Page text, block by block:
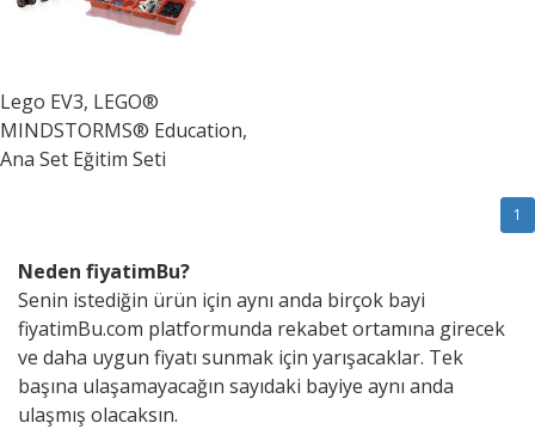
Lego EV3, LEGO®
MINDSTORMS® Education,
Ana Set Eğitim Seti
1
Neden fiyatimBu?
Senin istediğin ürün için aynı anda birçok bayi
fiyatimBu.com platformunda rekabet ortamına girecek
ve daha uygun fiyatı sunmak için yarışacaklar. Tek
başına ulaşamayacağın sayıdaki bayiye aynı anda
ulaşmış olacaksın.